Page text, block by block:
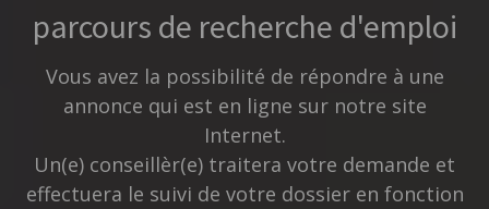
parcours de recherche d'emploi
Vous avez la possibilité de répondre à une
annonce qui est en ligne sur notre site
Internet.
Un(e) conseillèr(e) traitera votre demande et
effectuera le suivi de votre dossier en fonction